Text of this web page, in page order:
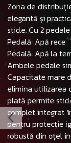
Zona de
elegantă și
sticle. Cu 2 pedale
Pedală: Apă rece
Pedală: Apă la
Ambele pedale
Capacitate mare
elimina utilizarea
plată permite
complet integrat
pentru protecție
robustă din oțel